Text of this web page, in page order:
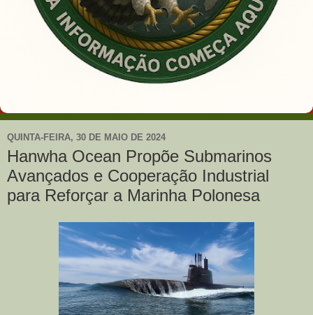
QUINTA-FEIRA, 30 DE MAIO DE 2024
Hanwha Ocean Propõe Submarinos
Avançados e Cooperação Industrial
para Reforçar a Marinha Polonesa